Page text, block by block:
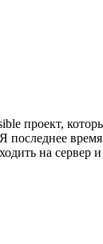
проект,
на